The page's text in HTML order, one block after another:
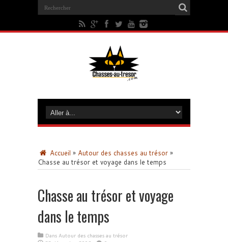
Accueil » Autour des chasses au trésor »
Chasse au trésor et voyage dans le temps
Chasse au trésor et voyage
dans le temps
Dans Autour des chasses au trésor